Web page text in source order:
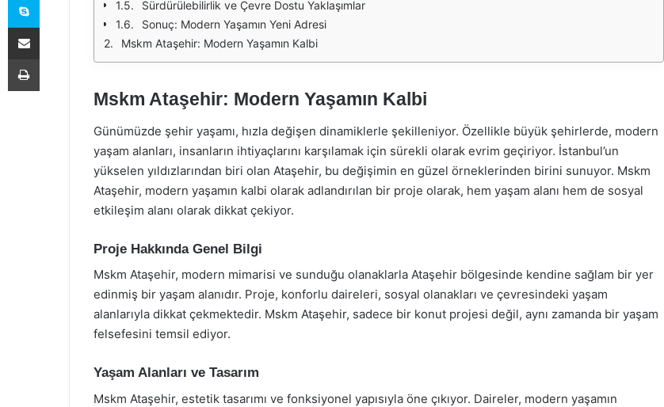
Sürdürülebilirlik ve Çevre Dostu Yaklaşımlar
Sonuç: Modern Yaşamın Yeni Adresi
Mskm Ataşehir: Modern Yaşamın Kalbi
Mskm Ataşehir: Modern Yaşamın Kalbi
Günümüzde şehir yaşamı, hızla değişen dinamiklerle şekilleniyor. Özellikle büyük şehirlerde, modern
yaşam alanları, insanların ihtiyaçlarını karşılamak için sürekli olarak evrim geçiriyor. İstanbul’un
yükselen yıldızlarından biri olan Ataşehir, bu değişimin en güzel örneklerinden birini sunuyor. Mskm
Ataşehir, modern yaşamın kalbi olarak adlandırılan bir proje olarak, hem yaşam alanı hem de sosyal
etkileşim alanı olarak dikkat çekiyor.
Proje Hakkında Genel Bilgi
Mskm Ataşehir, modern mimarisi ve sunduğu olanaklarla Ataşehir bölgesinde kendine sağlam bir yer
edinmiş bir yaşam alanıdır. Proje, konforlu daireleri, sosyal olanakları ve çevresindeki yaşam
alanlarıyla dikkat çekmektedir. Mskm Ataşehir, sadece bir konut projesi değil, aynı zamanda bir yaşam
felsefesini temsil ediyor.
Yaşam Alanları ve Tasarım
Mskm Ataşehir, estetik tasarımı ve fonksiyonel yapısıyla öne çıkıyor. Daireler, modern yaşamın
E-Posta ile paylaş